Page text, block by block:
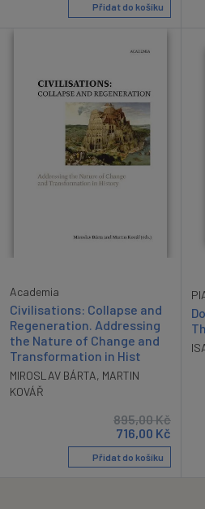
Přidat do košíku
Academia
Civilisations: Collapse and
Regeneration. Addressing
the Nature of Change and
Transformation in Hist
MIROSLAV BÁRTA, MARTIN
KOVÁŘ
895,00Kč
716,00 Kč
Přidat do košíku